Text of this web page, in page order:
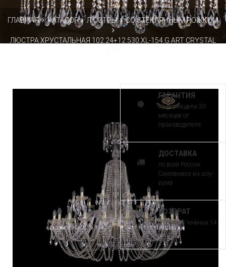
ГЛАВНАЯ КАТАЛОГ ЛЮСТРЫ СО СТЕКЛЯННЫМ РОЖКОМ
ЛЮСТРА ХРУСТАЛЬНАЯ 102.24+12.530.XL-154.G ART CRYSTAL
ГАРАНТИЯ
на все модели 30
месяцев от
производителя
ДОСТАВКА
по всей России.
Самовывоз из шоу-
рума
ВОЗВРАТ
и обмен в течении 14
дней